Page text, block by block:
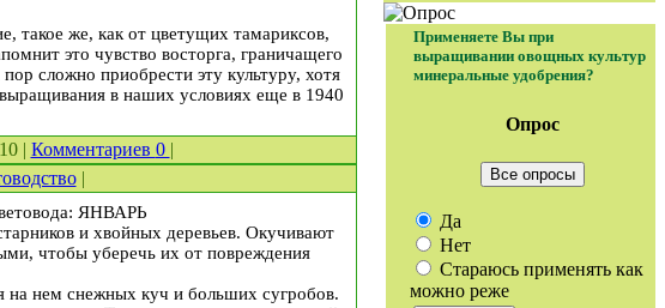
такое же, как от цветущих тамариксов,
это чувство восторга, граничащего
сложно приобрести эту культуру, хотя
в наших условиях еще в 1940
| Комментариев 0 |
|
ЯНВАРЬ
и хвойных деревьев. Окучивают
чтобы уберечь их от повреждения
на нем снежных куч и больших сугробов.
Применяете Вы при
выращивании овощных культур
минеральные удобрения?
Опрос
Все опросы
Да
Нет
Стараюсь применять как
можно реже